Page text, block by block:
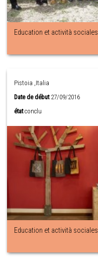
Education et actività sociales
Pistoia ,Italia
Date de début27/09/2016
état conclu
Education et actività sociales